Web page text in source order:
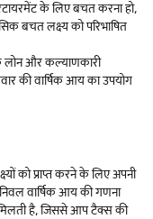
के लिए बचत करना हो,
बचत लक्ष्य को परिभाषित
लोन और कल्याणकारी
की वार्षिक आय का उपयोग
को प्राप्त करने के लिए अपनी
वार्षिक आय की गणना
है, जिससे आप टैक्स की